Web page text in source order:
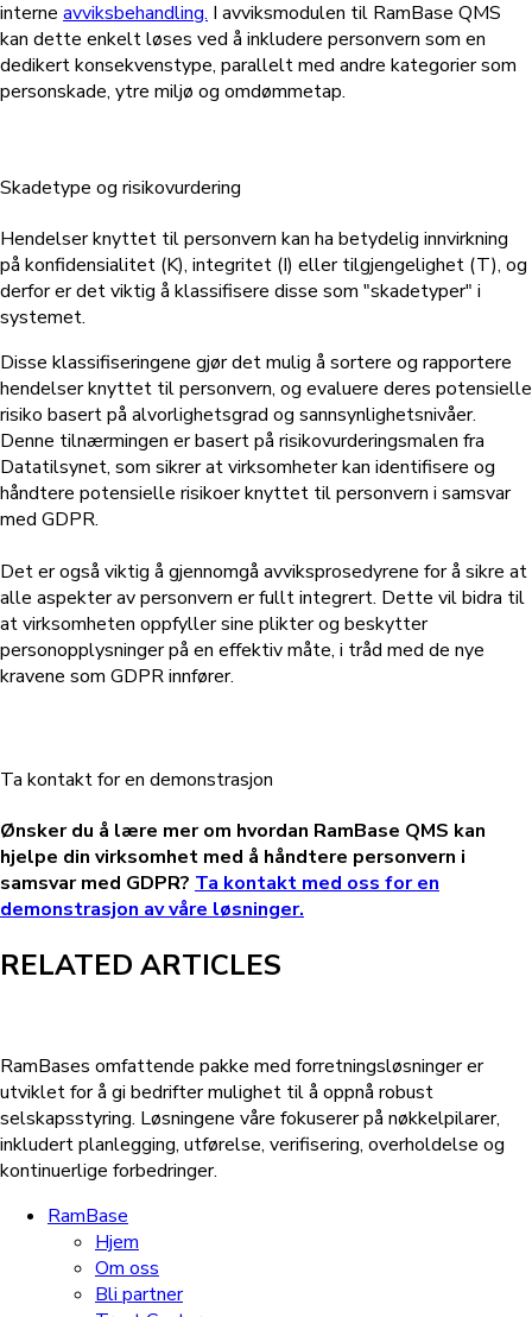
interne avviksbehandling. I avviksmodulen til RamBase QMS
kan dette enkelt løses ved å inkludere personvern som en
dedikert konsekvenstype, parallelt med andre kategorier som
personskade, ytre miljø og omdømmetap.
Skadetype og risikovurdering
Hendelser knyttet til personvern kan ha betydelig innvirkning
på konfidensialitet (K), integritet (I) eller tilgjengelighet (T), og
derfor er det viktig å klassifisere disse som "skadetyper" i
systemet.
Disse klassifiseringene gjør det mulig å sortere og rapportere
hendelser knyttet til personvern, og evaluere deres potensielle
risiko basert på alvorlighetsgrad og sannsynlighetsnivåer.
Denne tilnærmingen er basert på risikovurderingsmalen fra
Datatilsynet, som sikrer at virksomheter kan identifisere og
håndtere potensielle risikoer knyttet til personvern i samsvar
med GDPR.
Det er også viktig å gjennomgå avviksprosedyrene for å sikre at
alle aspekter av personvern er fullt integrert. Dette vil bidra til
at virksomheten oppfyller sine plikter og beskytter
personopplysninger på en effektiv måte, i tråd med de nye
kravene som GDPR innfører.
Ta kontakt for en demonstrasjon
Ønsker du å lære mer om hvordan RamBase QMS kan
hjelpe din virksomhet med å håndtere personvern i
samsvar med GDPR? Ta kontakt med oss for en
demonstrasjon av våre løsninger.
RELATED ARTICLES
RamBases omfattende pakke med forretningsløsninger er
utviklet for å gi bedrifter mulighet til å oppnå robust
selskapsstyring. Løsningene våre fokuserer på nøkkelpilarer,
inkludert planlegging, utførelse, verifisering, overholdelse og
kontinuerlige forbedringer.
RamBase
Hjem
Om oss
Bli partner